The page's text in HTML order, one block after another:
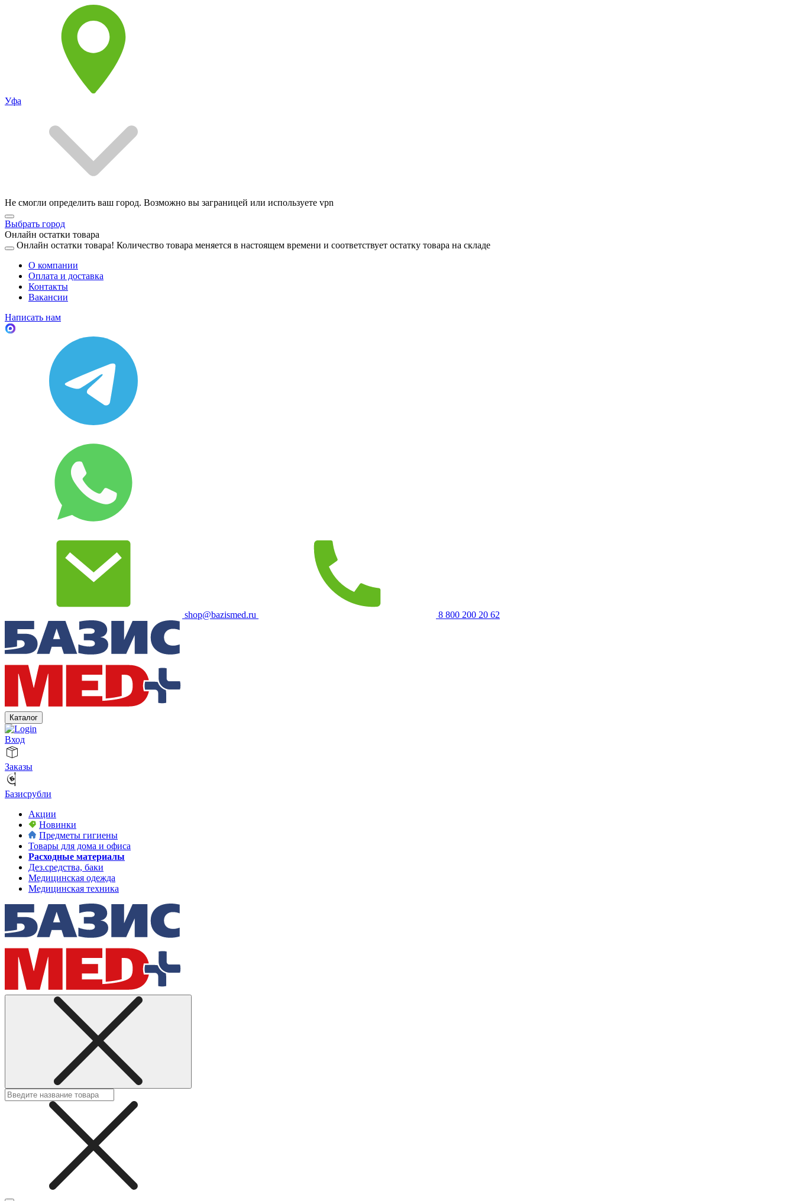
Уфа
Не смогли определить ваш город. Возможно вы заграницей или используете vpn
Выбрать город
Онлайн остатки товара
Онлайн остатки товара! Количество товара меняется в настоящем времени и соответствует остатку товара на складе
О компании
Оплата и доставка
Контакты
Вакансии
Написать нам
shop@bazismed.ru 8 800 200 20 62
Каталог
Вход
Заказы
Базисрубли
Акции
Новинки
Предметы гигиены
Товары для дома и офиса
Расходные материалы
Дез.средства, баки
Медицинская одежда
Медицинская техника